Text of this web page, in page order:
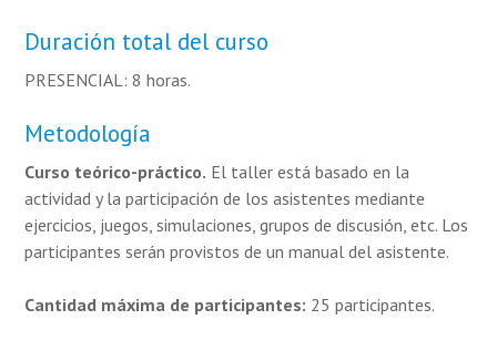
Duración total del curso
PRESENCIAL: 8 horas.
Metodología
Curso teórico-práctico. El taller está basado en la
actividad y la participación de los asistentes mediante
ejercicios, juegos, simulaciones, grupos de discusión, etc. Los
participantes serán provistos de un manual del asistente.
Cantidad máxima de participantes: 25 participantes.